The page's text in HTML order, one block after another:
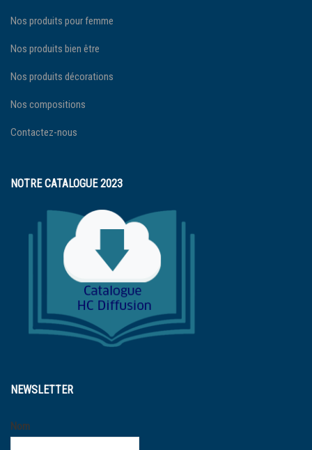
Nos produits pour femme
Nos produits bien être
Nos produits décorations
Nos compositions
Contactez-nous
NOTRE CATALOGUE 2023
NEWSLETTER
Nom